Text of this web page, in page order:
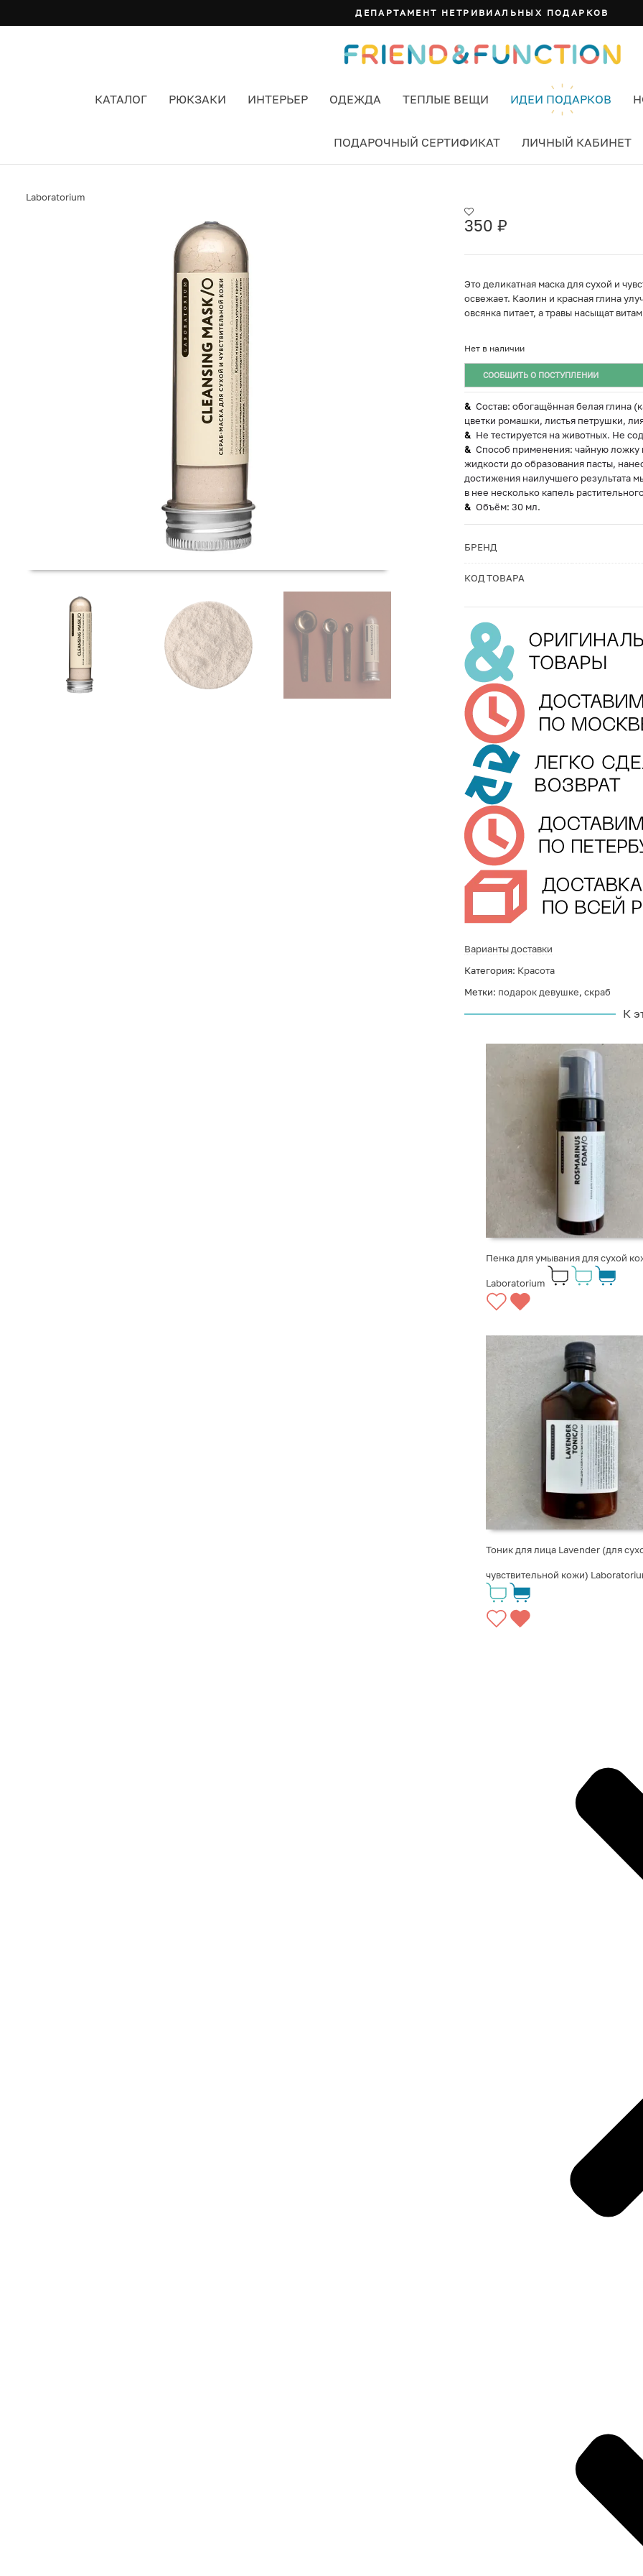
ДЕПАРТАМЕНТ НЕТРИВИАЛЬНЫХ ПОДАРКОВ
КАТАЛОГ РЮКЗАКИ ИНТЕРЬЕР ОДЕЖДА ТЕПЛЫЕ ВЕЩИ ИДЕИ ПОДАРКОВ
ПОДАРОЧНЫЙ СЕРТИФИКАТ ЛИЧНЫЙ КАБИНЕТ
Laboratorium
350 ₽
Это деликатная маска для сухой и
освежает. Каолин и красная глина
овсянка питает, а травы насыщат
Нет в наличии
СООБЩИТЬ О ПОСТУПЛЕНИИ
Состав: обогащённая белая глина
цветки ромашки, листья петрушки,
Не тестируется на животных. Не
Способ применения: чайную ложку
жидкости до образования пасты,
достижения наилучшего результата
в нее несколько капель
Объём: 30 мл.
БРЕНД
КОД ТОВАРА
Варианты доставки
Категория: Красота
Метки: подарок девушке, скраб
К
Пенка для умывания для сухой
Laboratorium
Тоник для лица Lavender (для
чувствительной кожи)